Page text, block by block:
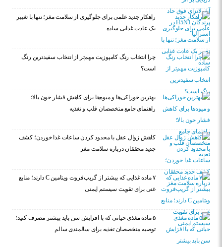
راهکار جدید علمی برای جلوگیری از سلامت مغز؛ تنها با تغییر
یک عادت غذایی ساده
چرا انتخاب رنگ کامپوزیت مهم‌تر از انتخاب سفیدترین رنگ
است؟
بهترین خوراکی‌ها و میوه‌ها برای کاهش فشار خون بالا؛
راهنمای جامع متخصصان قلب و تغذیه
کاهش زوال عقل با محدود کردن ساعات غذا خوردن؛ کشف
جدید محققان درباره سلامت مغز
۷ ماده غذایی که بیشتر از گریپ‌فروت ویتامین C دارند؛ منابع
غنی برای تقویت سیستم ایمنی
۵ ماده مغذی حیاتی که با افزایش سن باید بیشتر مصرف کنید؛
توصیه متخصصان تغذیه برای سالمندی سالم